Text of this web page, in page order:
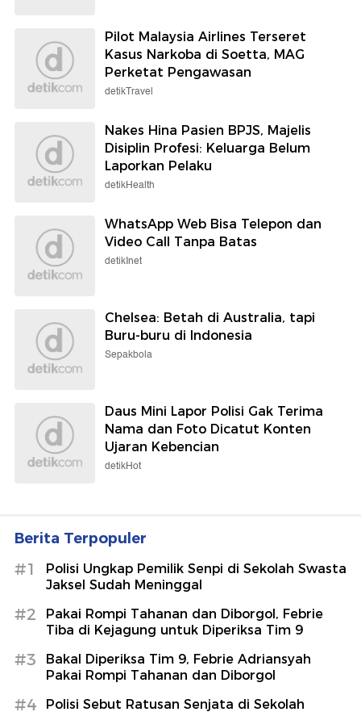
Pilot Malaysia Airlines Terseret
Kasus Narkoba di Soetta, MAG
Perketat Pengawasan
detikTravel
Nakes Hina Pasien BPJS, Majelis
Disiplin Profesi: Keluarga Belum
Laporkan Pelaku
detikHealth
WhatsApp Web Bisa Telepon dan
Video Call Tanpa Batas
detikInet
Chelsea: Betah di Australia, tapi
Buru-buru di Indonesia
Sepakbola
Daus Mini Lapor Polisi Gak Terima
Nama dan Foto Dicatut Konten
Ujaran Kebencian
detikHot
Berita Terpopuler
#1
Polisi Ungkap Pemilik Senpi di Sekolah Swasta
Jaksel Sudah Meninggal
#2
Pakai Rompi Tahanan dan Diborgol, Febrie
Tiba di Kejagung untuk Diperiksa Tim 9
#3
Bakal Diperiksa Tim 9, Febrie Adriansyah
Pakai Rompi Tahanan dan Diborgol
#4
Polisi Sebut Ratusan Senjata di Sekolah